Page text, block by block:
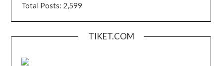
Total Posts: 2,599
TIKET.COM